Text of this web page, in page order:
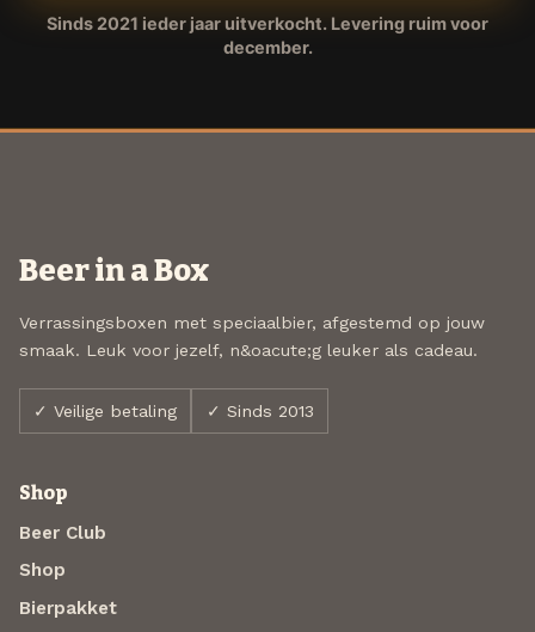
Sinds 2021 ieder jaar uitverkocht. Levering ruim voor
december.
Beer in a Box
Verrassingsboxen met speciaalbier, afgestemd op jouw
smaak. Leuk voor jezelf, n&oacute;g leuker als cadeau.
✓ Veilige betaling ✓ Sinds 2013
Shop
Beer Club
Shop
Bierpakket